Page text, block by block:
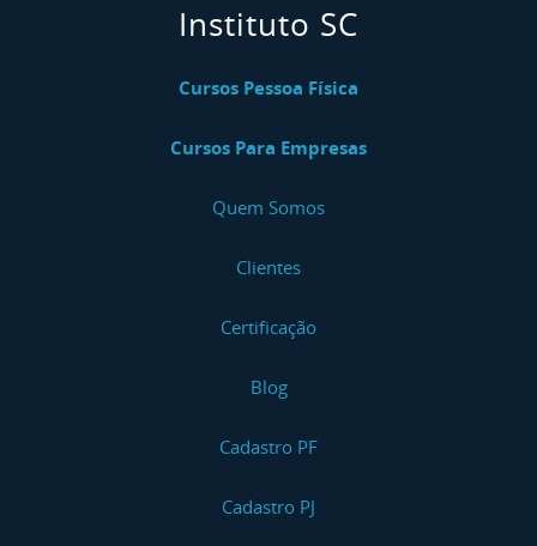
Instituto SC
Cursos Pessoa Física
Cursos Para Empresas
Quem Somos
Clientes
Certificação
Blog
Cadastro PF
Cadastro PJ